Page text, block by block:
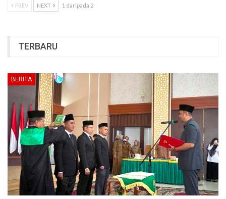
PREV NEXT 1 daripada 2
TERBARU
BERITA